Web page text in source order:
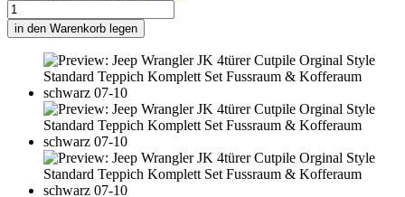
in den Warenkorb legen